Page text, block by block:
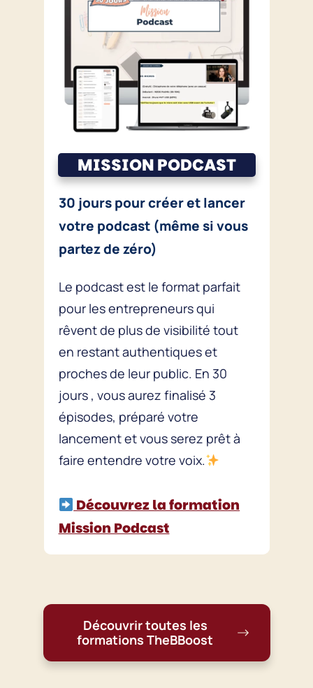
MISSION PODCAST
30 jours pour créer et lancer
votre podcast (même si vous
partez de zéro)
Le podcast est le format parfait
pour les entrepreneurs qui
rêvent de plus de visibilité tout
en restant authentiques et
proches de leur public. En 30
jours , vous aurez finalisé 3
épisodes, préparé votre
lancement et vous serez prêt à
faire entendre votre voix.
Découvrez la formation
Mission Podcast
Découvrir toutes les
formations TheBBoost